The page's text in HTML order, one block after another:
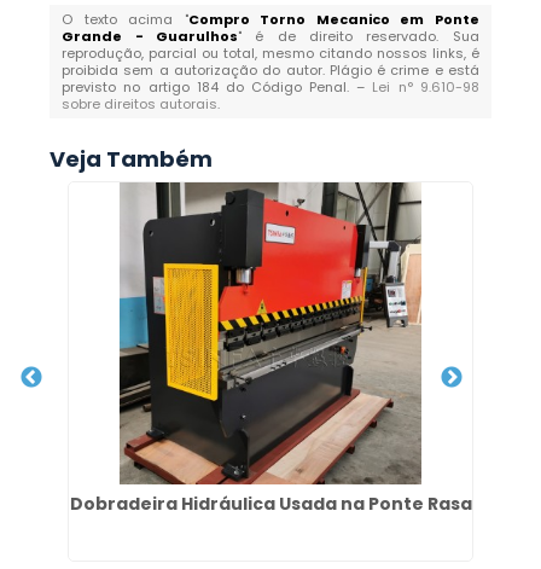
O texto acima "Compro Torno Mecanico em Ponte
Grande - Guarulhos" é de direito reservado. Sua
reprodução, parcial ou total, mesmo citando nossos links, é
proibida sem a autorização do autor. Plágio é crime e está
previsto no artigo 184 do Código Penal. – Lei n° 9.610-98
sobre direitos autorais.
Veja Também
Dobradeira Hidráulica Usada na Ponte Rasa